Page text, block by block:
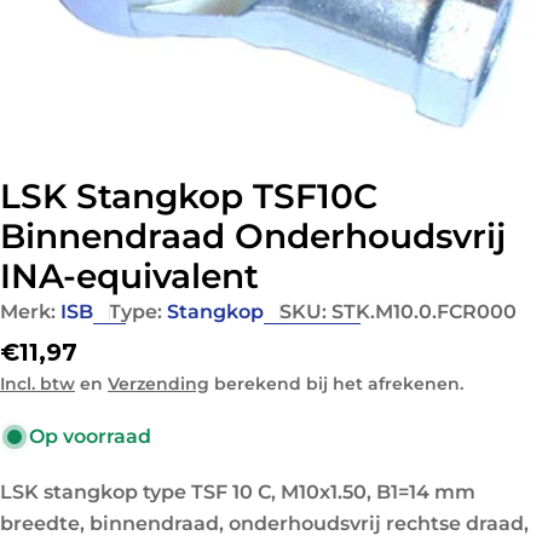
LSK Stangkop TSF10C
Binnendraad Onderhoudsvrij
INA-equivalent
Merk: ISB Type: Stangkop SKU: STK.M10.0.FCR000
Normale
prijs
€11,97
Incl. btw en Verzending berekend bij het afrekenen.
Op voorraad
LSK stangkop type TSF 10 C, M10x1.50, B1=14 mm
breedte, binnendraad, onderhoudsvrij rechtse draad,